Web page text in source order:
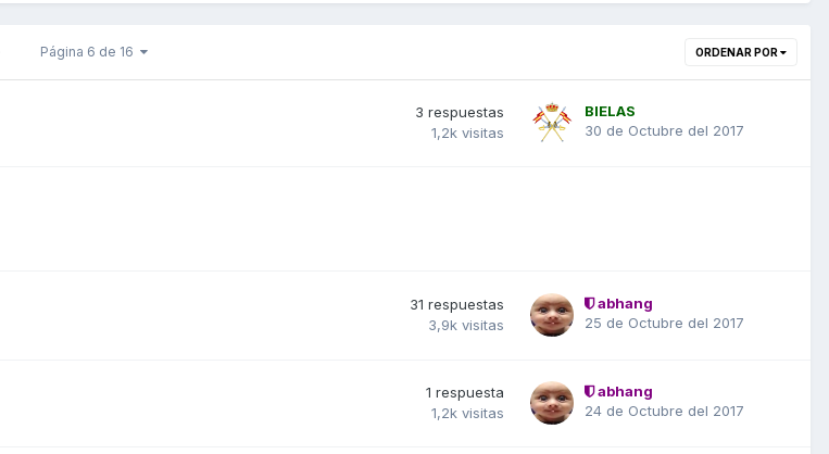
ORDENAR POR
Página 6 de 16
3 respuestas
1,2k visitas
BIELAS
30 de Octubre del 2017
31 respuestas
3,9k visitas
abhang
25 de Octubre del 2017
1 respuesta
1,2k visitas
abhang
24 de Octubre del 2017